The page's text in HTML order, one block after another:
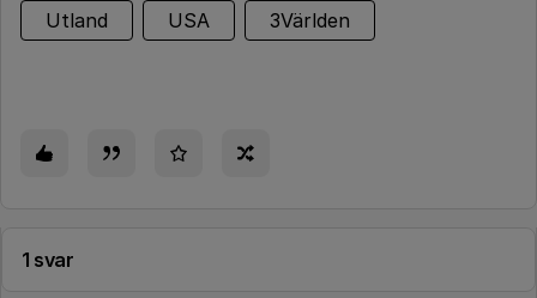
Utland USA 3Världen
1 svar